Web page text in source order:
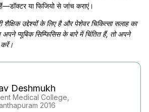
या फिजियो से जांच कराएं।
उद्देश्यों के लिए है और पेशेवर चिकित्सा सलाह का
प्यूबिक सिम्फिसिस के बारे में चिंतित हैं, तो अपने
करें।
Deshmukh
Medical College,
2016